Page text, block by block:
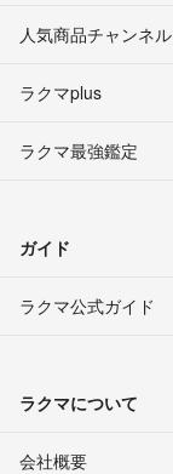
人気商品チャンネル
ラクマplus
ラクマ最強鑑定
ガイド
ラクマ公式ガイド
ラクマについて
会社概要